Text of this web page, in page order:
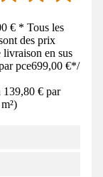
€ * Tous les
des prix
en sus
pce699,00 €*/
139,80 € par
m²)